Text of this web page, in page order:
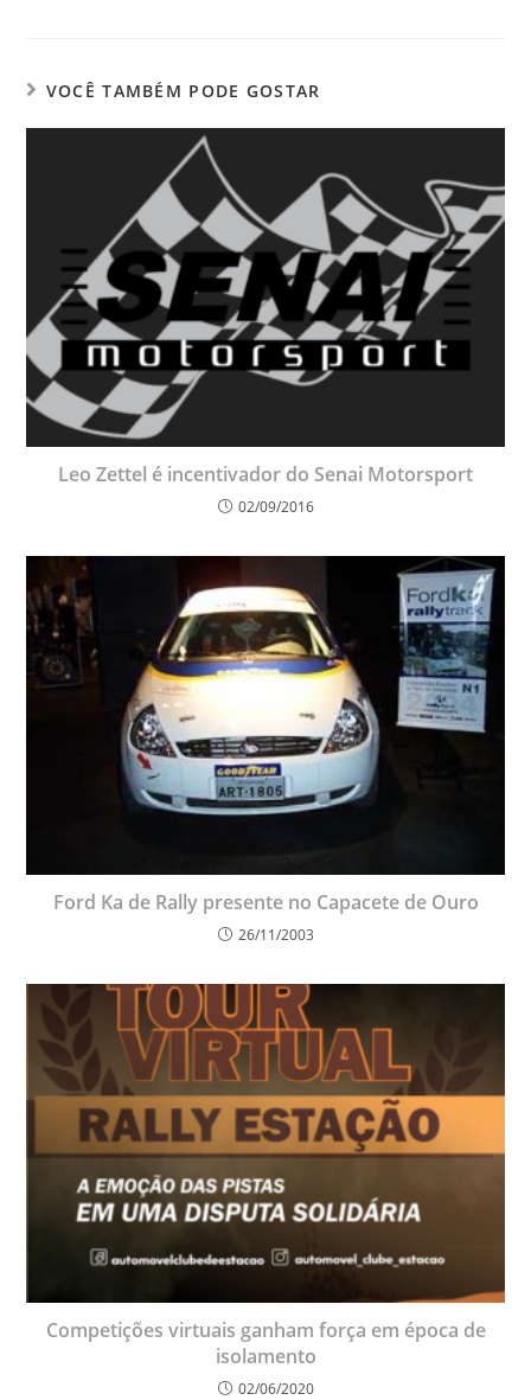
VOCÊ TAMBÉM PODE GOSTAR
Leo Zettel é incentivador do Senai Motorsport
02/09/2016
Ford Ka de Rally presente no Capacete de Ouro
26/11/2003
Competições virtuais ganham força em época de
isolamento
02/06/2020